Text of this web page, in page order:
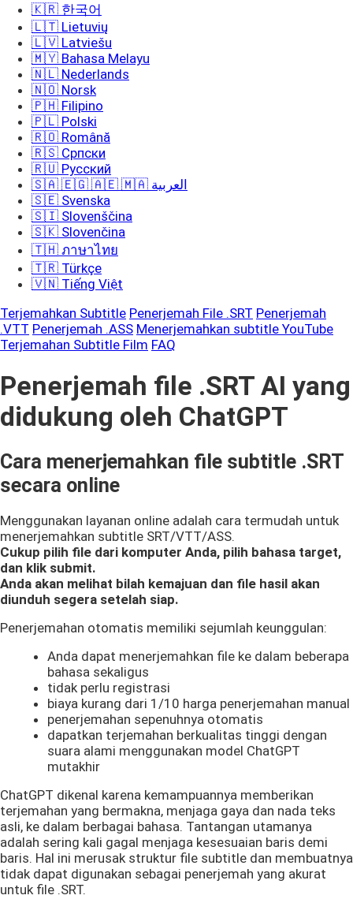
🇰🇷 한국어
🇱🇹 Lietuvių
🇱🇻 Latviešu
🇲🇾 Bahasa Melayu
🇳🇱 Nederlands
🇳🇴 Norsk
🇵🇭 Filipino
🇵🇱 Polski
🇷🇴 Română
🇷🇸 Српски
🇷🇺 Русский
🇸🇦 🇪🇬 🇦🇪 🇲🇦 العربية
🇸🇪 Svenska
🇸🇮 Slovenščina
🇸🇰 Slovenčina
🇹🇭 ภาษาไทย
🇹🇷 Türkçe
🇻🇳 Tiếng Việt
Terjemahkan Subtitle Penerjemah File .SRT Penerjemah
.VTT Penerjemah .ASS Menerjemahkan subtitle YouTube
Terjemahan Subtitle Film FAQ
Penerjemah file .SRT AI yang
didukung oleh ChatGPT
Cara menerjemahkan file subtitle .SRT
secara online
Menggunakan layanan online adalah cara termudah untuk
menerjemahkan subtitle SRT/VTT/ASS.
Cukup pilih file dari komputer Anda, pilih bahasa target,
dan klik submit.
Anda akan melihat bilah kemajuan dan file hasil akan
diunduh segera setelah siap.
Penerjemahan otomatis memiliki sejumlah keunggulan:
Anda dapat menerjemahkan file ke dalam beberapa
bahasa sekaligus
tidak perlu registrasi
biaya kurang dari 1/10 harga penerjemahan manual
penerjemahan sepenuhnya otomatis
dapatkan terjemahan berkualitas tinggi dengan
suara alami menggunakan model ChatGPT
mutakhir
ChatGPT dikenal karena kemampuannya memberikan
terjemahan yang bermakna, menjaga gaya dan nada teks
asli, ke dalam berbagai bahasa. Tantangan utamanya
adalah sering kali gagal menjaga kesesuaian baris demi
baris. Hal ini merusak struktur file subtitle dan membuatnya
tidak dapat digunakan sebagai penerjemah yang akurat
untuk file .SRT.